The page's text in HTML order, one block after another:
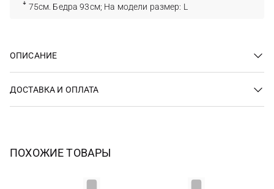
75см. Бедра 93см; На модели размер: L
ОПИСАНИЕ
ДОСТАВКА И ОПЛАТА
ПОХОЖИЕ ТОВАРЫ